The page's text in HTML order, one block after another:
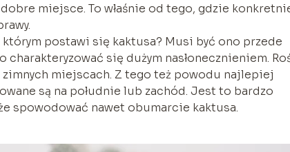
miejsce. To właśnie od tego, gdzie
postawi się kaktusa? Musi być ono przede
się dużym nasłonecznieniem.
miejscach. Z tego też powodu najlepiej
są na południe lub zachód. Jest to bardzo
spowodować nawet obumarcie kaktusa.